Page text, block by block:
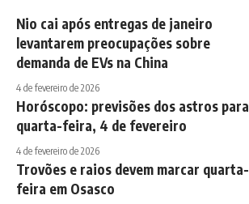
Nio cai após entregas de janeiro
levantarem preocupações sobre
demanda de EVs na China
4 de fevereiro de 2026
Horóscopo: previsões dos astros para
quarta-feira, 4 de fevereiro
4 de fevereiro de 2026
Trovões e raios devem marcar quarta-
feira em Osasco